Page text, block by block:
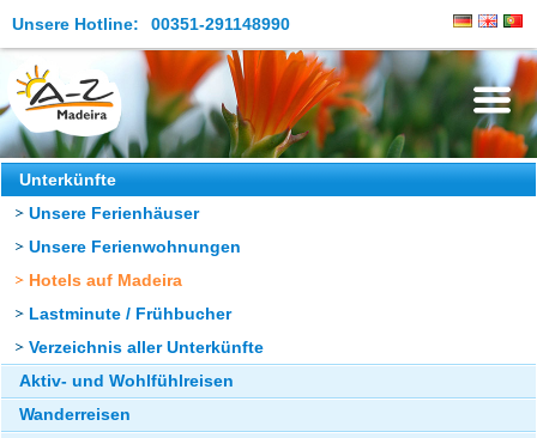
Unsere Hotline: 00351-291148990
Die Insel
Madeira Erleben
Aktuelles
Reiseangebote
Kontakt
Unterkünfte
Unsere Ferienhäuser
Unsere Ferienwohnungen
Hotels auf Madeira
Lastminute / Frühbucher
Verzeichnis aller Unterkünfte
Aktiv- und Wohlfühlreisen
Wanderreisen